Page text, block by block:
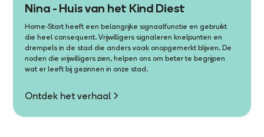
Nina - Huis van het Kind Diest
Home-Start heeft een belangrijke signaalfunctie en gebruikt
die heel consequent. Vrijwilligers signaleren knelpunten en
drempels in de stad die anders vaak onopgemerkt blijven. De
noden die vrijwilligers zien, helpen ons om beter te begrijpen
wat er leeft bij gezinnen in onze stad.
Ontdek het verhaal